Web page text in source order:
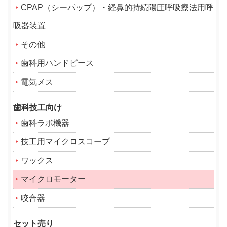
CPAP（シーパップ）・経鼻的持続陽圧呼吸療法用呼
吸器装置
その他
歯科用ハンドピース
電気メス
歯科技工向け
歯科ラボ機器
技工用マイクロスコープ
ワックス
マイクロモーター
咬合器
セット売り